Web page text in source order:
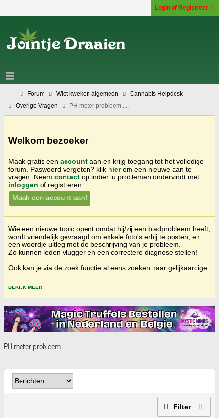
Login of Registreer
Forum Wiet kweken algemeen
Cannabis Helpdesk
Overige Vragen
PH meter probleem.....
Welkom bezoeker
Maak gratis een account aan en krijg toegang tot het volledige
forum. Paswoord vergeten? klik hierom een nieuwe aan te
vragen. Neem contact op indien u problemen ondervindt met
inloggen of registreren.
Maak een account aan!
Wie een nieuwe topic opent omdat hij/zij een bladprobleem heeft,
wordt vriendelijk gevraagd om enkele foto's erbij te posten, en
een woordje uitleg met de beschrijving van je probleem.
Zo kunnen leden vlugger en een correctere diagnose stellen!
Ook kan je via de zoek functie al eens zoeken naar gelijkaardige
BEKIJK MEER
PH meter probleem.....
Filter